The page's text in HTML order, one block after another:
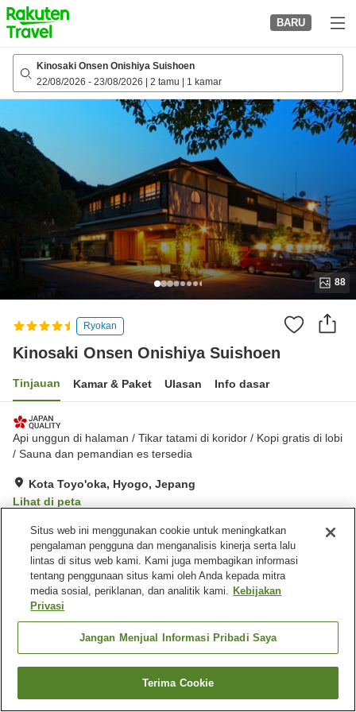
to
top
page
BARU
Kinosaki Onsen Onishiya Suishoen
22/08/2026 - 23/08/2026 2 tamu 1 kamar
88
Ryokan
Kinosaki Onsen Onishiya Suishoen
Tinjauan Kamar & Paket Ulasan Info dasar
Api unggun di halaman / Tikar tatami di koridor / Kopi gratis di lobi
/ Sauna dan pemandian es tersedia
Kota Toyo'oka, Hyogo, Jepang
Lihat di peta
Hebat Ulasan: 254
Fasilitas properti
Wi-Fi
Mata air panas di dalam
Beranda Jepang Hyogo
Kota Toyo'oka
Kinosaki Onsen Onishiya SuishoenCari kamar
Situs web ini menggunakan cookie untuk meningkatkan
pengalaman pengguna dan menganalisis kinerja serta lalu
lintas di situs web kami. Kami juga membagikan informasi
tentang penggunaan situs kami oleh Anda kepada mitra
media sosial, periklanan, dan analitik kami. Kebijakan
Privasi
Jangan Menjual Informasi Pribadi Saya
Terima Cookie